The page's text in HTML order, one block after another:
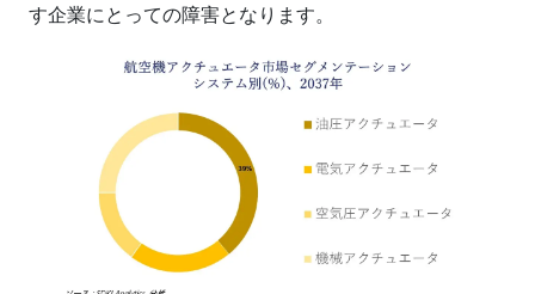
す企業にとっての障害となります。